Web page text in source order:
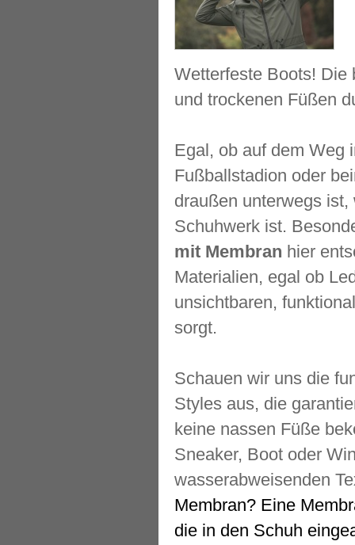
Wetterfeste Boots! Die
und trockenen Füßen
Egal, ob auf dem Weg
Fußballstadion oder
draußen unterwegs
Schuhwerk ist.
mit Membran hier
Materialien, egal ob
unsichtbaren,
sorgt.
Schauen wir uns die
Styles aus, die
keine nassen Füße
Sneaker, Boot oder
wasserabweisenden
Membran? Eine
die in den Schuh